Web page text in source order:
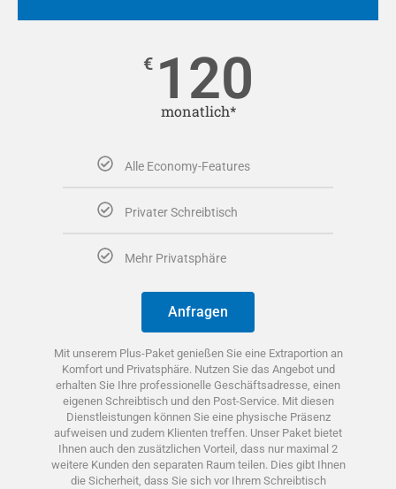
€ 120
monatlich*
Alle Economy-Features
Privater Schreibtisch
Mehr Privatsphäre
Anfragen
Mit unserem Plus-Paket genießen Sie eine Extraportion an
Komfort und Privatsphäre. Nutzen Sie das Angebot und
erhalten Sie Ihre professionelle Geschäftsadresse, einen
eigenen Schreibtisch und den Post-Service. Mit diesen
Dienstleistungen können Sie eine physische Präsenz
aufweisen und zudem Klienten treffen. Unser Paket bietet
Ihnen auch den zusätzlichen Vorteil, dass nur maximal 2
weitere Kunden den separaten Raum teilen. Dies gibt Ihnen
die Sicherheit, dass Sie sich vor Ihrem Schreibtisch